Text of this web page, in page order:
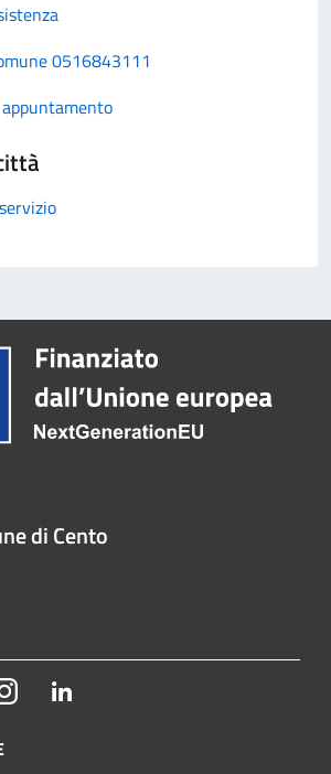
0516843111
di Cento
Instagram